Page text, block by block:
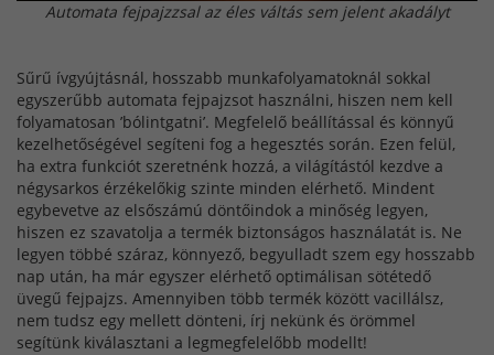
Automata fejpajzzsal az éles váltás sem jelent akadályt
Sűrű ívgyújtásnál, hosszabb munkafolyamatoknál sokkal
egyszerűbb automata fejpajzsot használni, hiszen nem kell
folyamatosan ’bólintgatni’. Megfelelő beállítással és könnyű
kezelhetőségével segíteni fog a hegesztés során. Ezen felül,
ha extra funkciót szeretnénk hozzá, a világítástól kezdve a
négysarkos érzékelőkig szinte minden elérhető. Mindent
egybevetve az elsőszámú döntőindok a minőség legyen,
hiszen ez szavatolja a termék biztonságos használatát is. Ne
legyen többé száraz, könnyező, begyulladt szem egy hosszabb
nap után, ha már egyszer elérhető optimálisan sötétedő
üvegű fejpajzs. Amennyiben több termék között vacillálsz,
nem tudsz egy mellett dönteni, írj nekünk és örömmel
segítünk kiválasztani a legmegfelelőbb modellt!